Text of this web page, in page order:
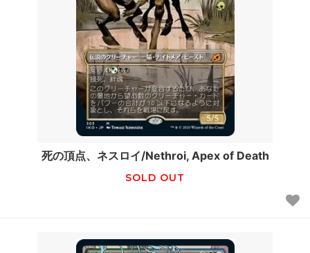
死の頂点、ネスロイ/Nethroi, Apex of Death
SOLD OUT